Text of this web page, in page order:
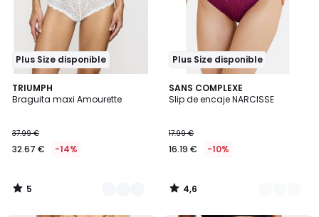
Plus Size disponible
TRIUMPH
Braguita maxi Amourette
37.99 €
32.67 € -14%
5
/
3
Colores
5
/
Plus Size disponible
SANS COMPLEXE
Slip de encaje NARCISSE
17.99 €
16.19 € -10%
4,6
/ 5
2
Colores
4,6
/